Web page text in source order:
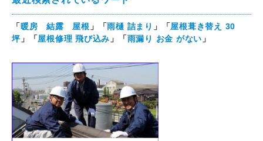
「暖房 結露 屋根 」「雨樋 詰まり 」「屋根葺き替え 30
坪」「屋根修理 飛び込み 」「雨漏り お金 がない 」